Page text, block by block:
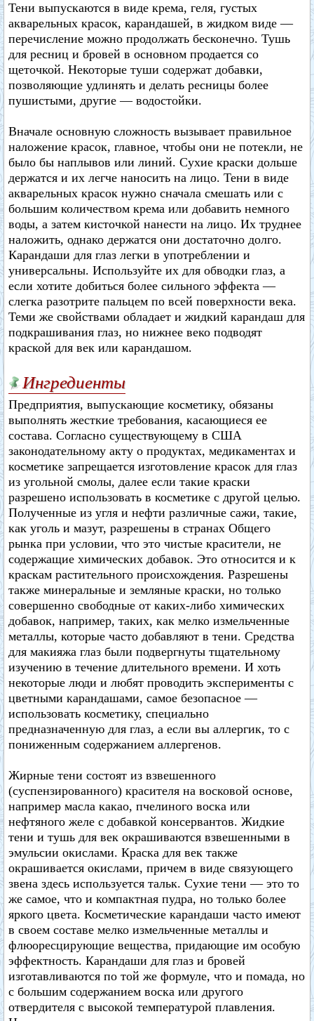
Тени выпускаются в виде крема, геля, густых
акварельных красок, карандашей, в жидком виде —
перечисление можно продолжать бесконечно. Тушь
для ресниц и бровей в основном продается со
щеточкой. Некоторые туши содержат добавки,
позволяющие удлинять и делать ресницы более
пушистыми, другие — водостойки.
Вначале основную сложность вызывает правильное
наложение красок, главное, чтобы они не потекли, не
было бы наплывов или линий. Сухие краски дольше
держатся и их легче наносить на лицо. Тени в виде
акварельных красок нужно сначала смешать или с
большим количеством крема или добавить немного
воды, а затем кисточкой нанести на лицо. Их труднее
наложить, однако держатся они достаточно долго.
Карандаши для глаз легки в употреблении и
универсальны. Используйте их для обводки глаз, а
если хотите добиться более сильного эффекта —
слегка разотрите пальцем по всей поверхности века.
Теми же свойствами обладает и жидкий карандаш для
подкрашивания глаз, но нижнее веко подводят
краской для век или карандашом.
Ингредиенты
Предприятия, выпускающие косметику, обязаны
выполнять жесткие требования, касающиеся ее
состава. Согласно существующему в США
законодательному акту о продуктах, медикаментах и
косметике запрещается изготовление красок для глаз
из угольной смолы, далее если такие краски
разрешено использовать в косметике с другой целью.
Полученные из угля и нефти различные сажи, такие,
как уголь и мазут, разрешены в странах Общего
рынка при условии, что это чистые красители, не
содержащие химических добавок. Это относится и к
краскам растительного происхождения. Разрешены
также минеральные и земляные краски, но только
совершенно свободные от каких-либо химических
добавок, например, таких, как мелко измельченные
металлы, которые часто добавляют в тени. Средства
для макияжа глаз были подвергнуты тщательному
изучению в течение длительного времени. И хоть
некоторые люди и любят проводить эксперименты с
цветными карандашами, самое безопасное —
использовать косметику, специально
предназначенную для глаз, а если вы аллергик, то с
пониженным содержанием аллергенов.
Жирные тени состоят из взвешенного
(суспензированного) красителя на восковой основе,
например масла какао, пчелиного воска или
нефтяного желе с добавкой консервантов. Жидкие
тени и тушь для век окрашиваются взвешенными в
эмульсии окислами. Краска для век также
окрашивается окислами, причем в виде связующего
звена здесь используется тальк. Сухие тени — это то
же самое, что и компактная пудра, но только более
яркого цвета. Косметические карандаши часто имеют
в своем составе мелко измельченные металлы и
флюоресцирующие вещества, придающие им особую
эффектность. Карандаши для глаз и бровей
изготавливаются по той же формуле, что и помада, но
с большим содержанием воска или другого
отвердителя с высокой температурой плавления.